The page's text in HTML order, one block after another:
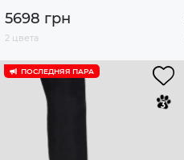
5698 грн
2 цвета
ПОСЛЕДНЯЯ ПАРА